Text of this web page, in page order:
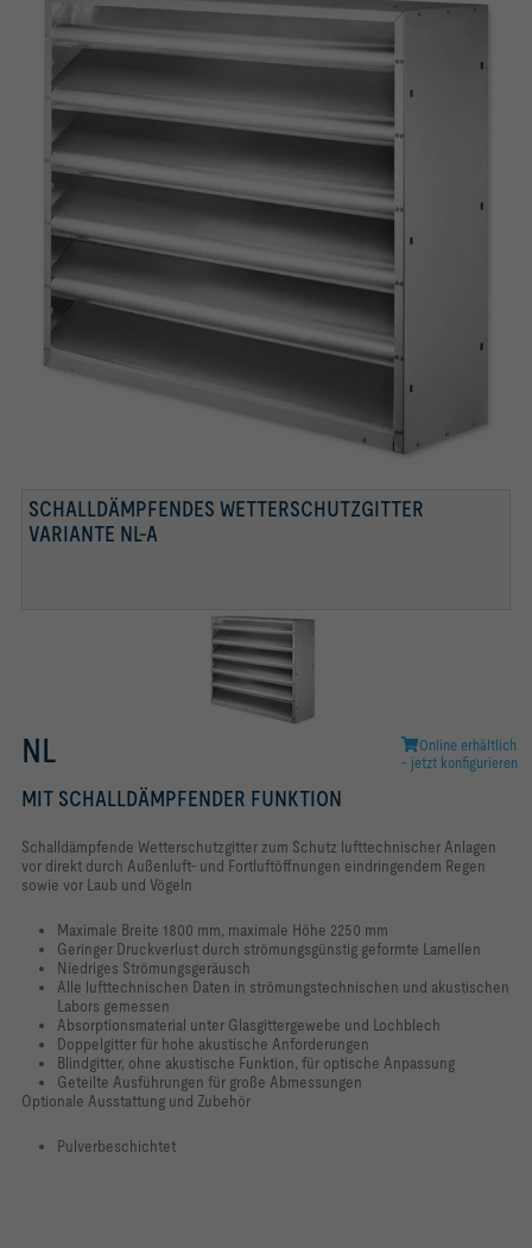
Räumen
SCHALLDÄMPFENDES WETTERSCHUTZGITTER
VARIANTE NL-A
Online erhältlich
- jetzt konfigurieren
NL
MIT SCHALLDÄMPFENDER FUNKTION
Schalldämpfende Wetterschutzgitter zum Schutz lufttechnischer Anlagen
vor direkt durch Außenluft- und Fortluftöffnungen eindringendem Regen
sowie vor Laub und Vögeln
Maximale Breite 1800 mm, maximale Höhe 2250 mm
Geringer Druckverlust durch strömungsgünstig geformte Lamellen
Niedriges Strömungsgeräusch
Alle lufttechnischen Daten in strömungstechnischen und akustischen
Labors gemessen
Absorptionsmaterial unter Glasgittergewebe und Lochblech
Doppelgitter für hohe akustische Anforderungen
Blindgitter, ohne akustische Funktion, für optische Anpassung
Geteilte Ausführungen für große Abmessungen
Optionale Ausstattung und Zubehör
Pulverbeschichtet